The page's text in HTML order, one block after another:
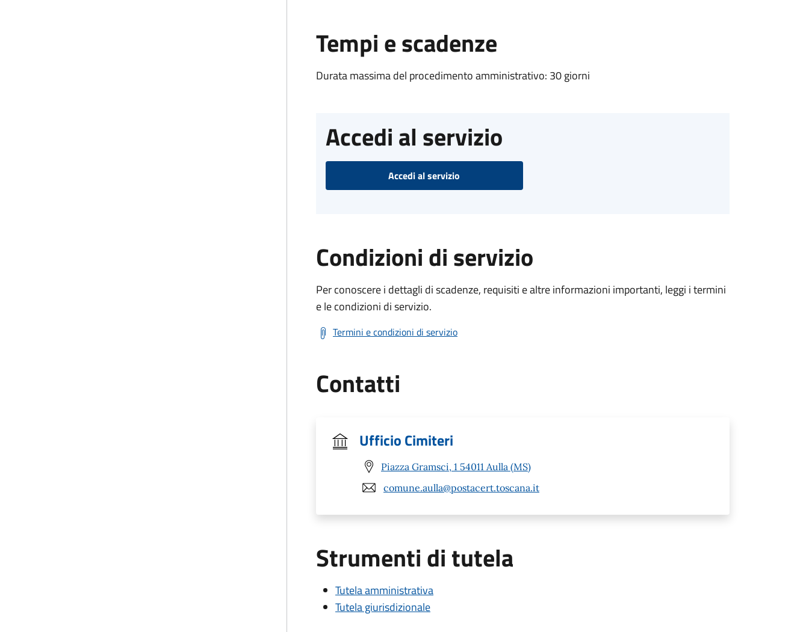
Tempi e scadenze
Durata massima del procedimento amministrativo: 30 giorni
Accedi al servizio
Accedi al servizio
Condizioni di servizio
Per conoscere i dettagli di scadenze, requisiti e altre informazioni importanti, leggi i termini
e le condizioni di servizio.
Termini e condizioni di servizio
Contatti
Ufficio Cimiteri
Piazza Gramsci, 1 54011 Aulla (MS)
comune.aulla@postacert.toscana.it
Strumenti di tutela
Tutela amministrativa
Tutela giurisdizionale